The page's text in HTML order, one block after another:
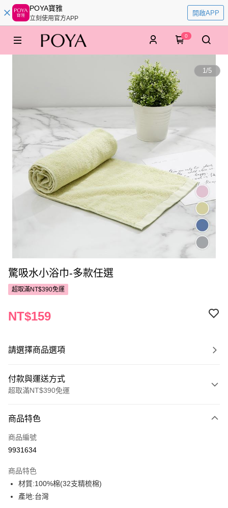
POYA寶雅
立刻使用官方APP
開啟APP
0
1/5
驚吸水小浴巾-多款任選
超取滿NT$390免運
NT$159
請選擇商品選項
付款與運送方式
超取滿NT$390免運
POYA支付
信用卡一次付款
LINE Pay
Apple Pay
商品特色
商品編號
9931634
商品特色
材質:100%棉(32支精梳棉)
產地:台灣